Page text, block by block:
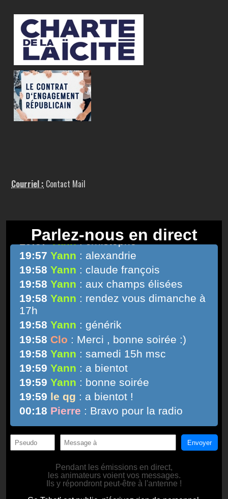
Courriel : Contact Mail